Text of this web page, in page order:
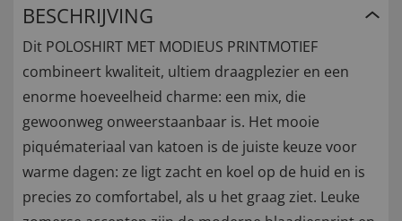
BESCHRIJVING
Dit POLOSHIRT MET MODIEUS PRINTMOTIEF
combineert kwaliteit, ultiem draagplezier en een
enorme hoeveelheid charme: een mix, die
gewoonweg onweerstaanbaar is. Het mooie
piquémateriaal van katoen is de juiste keuze voor
warme dagen: ze ligt zacht en koel op de huid en is
precies zo comfortabel, als u het graag ziet. Leuke